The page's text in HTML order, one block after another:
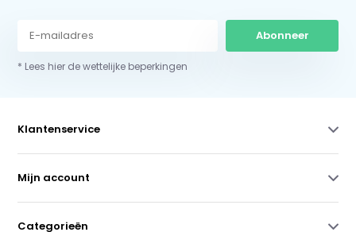
Abonneer
* Lees hier de wettelijke beperkingen
Klantenservice
Mijn account
Categorieën